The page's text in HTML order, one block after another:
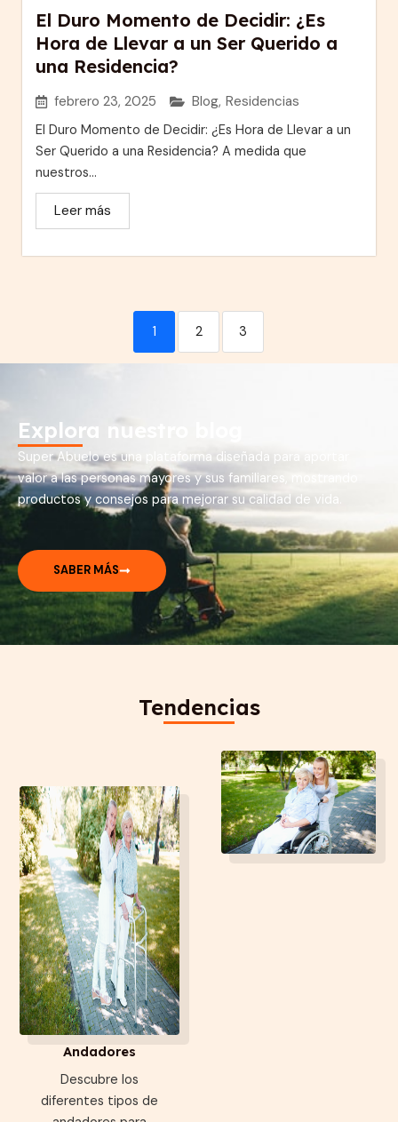
El Duro Momento de Decidir: ¿Es
Hora de Llevar a un Ser Querido a
una Residencia?
febrero 23, 2025 Blog, Residencias
El Duro Momento de Decidir: ¿Es Hora de Llevar a un
Ser Querido a una Residencia? A medida que
nuestros...
Leer más
1 2 3
Explora nuestro blog
Super Abuelo es una plataforma diseñada para aportar
valor a las personas mayores y sus familiares, mostrando
productos y consejos para mejorar su calidad de vida.
SABER MÁS
Tendencias
Andadores
Descubre los
diferentes tipos de